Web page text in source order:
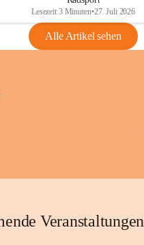
Nr. 18_2026
Lesezeit 3 Minuten•27. Juli 2026
Alle Artikel sehen
Veranstaltungen